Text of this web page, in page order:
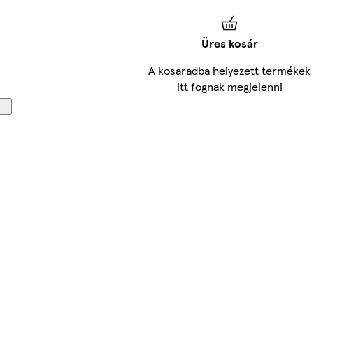
Üres kosár
A kosaradba helyezett termékek
itt fognak megjelenni